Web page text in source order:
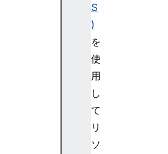
S
)
を
使
用
し
て
リ
ソ